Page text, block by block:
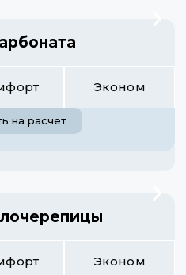
Эконом
на расчет
Эконом